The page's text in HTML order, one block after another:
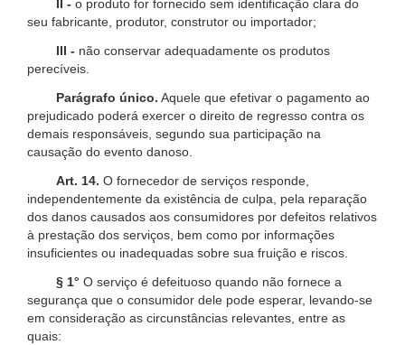
II - o produto for fornecido sem identificação clara do
seu fabricante, produtor, construtor ou importador;
III - não conservar adequadamente os produtos
perecíveis.
Parágrafo único. Aquele que efetivar o pagamento ao
prejudicado poderá exercer o direito de regresso contra os
demais responsáveis, segundo sua participação na
causação do evento danoso.
Art. 14. O fornecedor de serviços responde,
independentemente da existência de culpa, pela reparação
dos danos causados aos consumidores por defeitos relativos
à prestação dos serviços, bem como por informações
insuficientes ou inadequadas sobre sua fruição e riscos.
§ 1° O serviço é defeituoso quando não fornece a
segurança que o consumidor dele pode esperar, levando-se
em consideração as circunstâncias relevantes, entre as
quais: